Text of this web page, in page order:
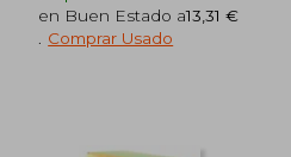
5%
dcto.
14,62 €
en Buen Estado a13,31 €
Comprar Usado